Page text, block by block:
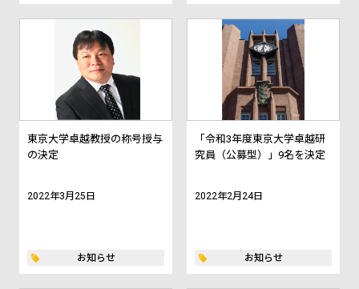
東京大学卓越教授の称号授与
の決定
2022年3月25日
お知らせ
「令和3年度東京大学卓越研
究員（公募型）」9名を決定
2022年2月24日
お知らせ